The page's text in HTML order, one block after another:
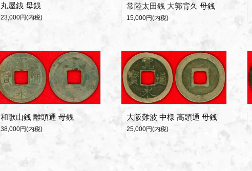
丸屋銭 母銭
23,000円(内税)
常陸太田銭 大郭背久 母銭
15,000円(内税)
和歌山銭 離頭通 母銭
38,000円(内税)
大阪難波 中様 高頭通 母銭
25,000円(内税)